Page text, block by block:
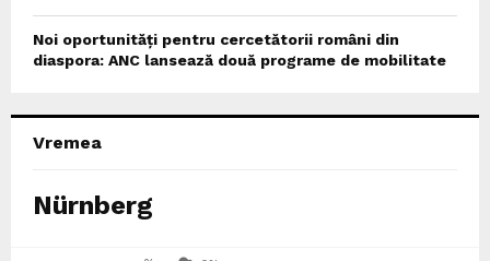
Noi oportunități pentru cercetătorii români din
diaspora: ANC lansează două programe de mobilitate
Vremea
Nürnberg